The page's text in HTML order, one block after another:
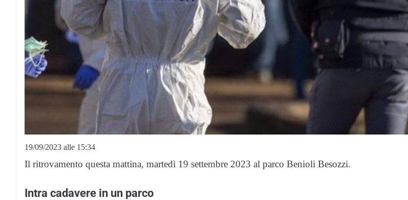
19/09/2023 alle 15:34
Il ritrovamento questa mattina, martedì 19 settembre 2023 al parco Benioli Besozzi.
Intra cadavere in un parco